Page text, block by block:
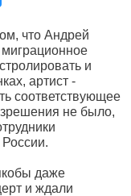
что Андрей
и
артист -
соответствующее
не было,
даже
и ждали